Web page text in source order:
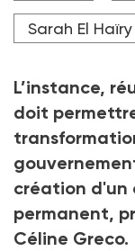
protection de
Sarah El Haïry
L’instance,
doit
création d'un
permanent,
Céline Greco.